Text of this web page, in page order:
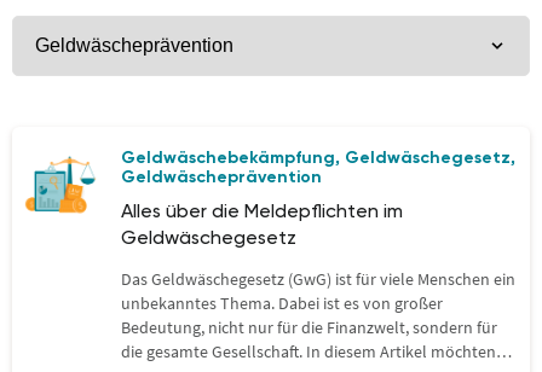
Geldwäschebekämpfung, Geldwäschegesetz,
Geldwäscheprävention
Alles über die Meldepflichten im
Geldwäschegesetz
Das Geldwäschegesetz (GwG) ist für viele Menschen ein
unbekanntes Thema. Dabei ist es von großer
Bedeutung, nicht nur für die Finanzwelt, sondern für
die gesamte Gesellschaft. In diesem Artikel möchten…